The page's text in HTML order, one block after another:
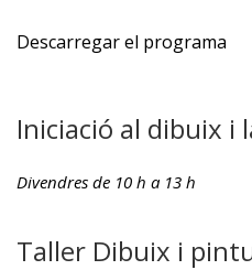
Descarregar el programa
Iniciació al dibuix i
Divendres de 10 h a 13 h
Taller Dibuix i